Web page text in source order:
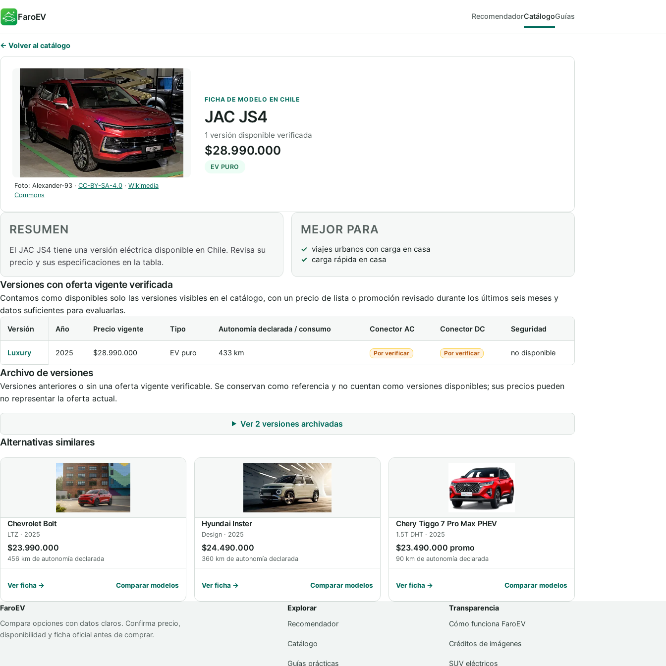
FaroEV RecomendadorCatálogoGuías
← Volver al catálogo
Foto: Alexander-93 · CC-BY-SA-4.0 · Wikimedia
Commons
FICHA DE MODELO EN CHILE
JAC JS4
1 versión disponible verificada
$28.990.000
EV PURO
RESUMEN
El JAC JS4 tiene una versión eléctrica disponible en Chile. Revisa su
precio y sus especificaciones en la tabla.
MEJOR PARA
viajes urbanos con carga en casa
carga rápida en casa
Versiones con oferta vigente verificada
Contamos como disponibles solo las versiones visibles en el catálogo, con un precio de lista o promoción revisado durante los últimos seis meses y
datos suficientes para evaluarlas.
Versión Año Precio vigente Tipo Autonomía declarada / consumo Conector AC Conector DC Seguridad
Luxury 2025 $28.990.000 EV puro 433 km Por verificar Por verificar no disponible
Archivo de versiones
Versiones anteriores o sin una oferta vigente verificable. Se conservan como referencia y no cuentan como versiones disponibles; sus precios pueden
no representar la oferta actual.
Ver 2 versiones archivadas
Alternativas similares
Chevrolet Bolt
LTZ · 2025
$23.990.000
456 km de autonomía declarada
Ver ficha → Comparar modelos
Hyundai Inster
Design · 2025
$24.490.000
360 km de autonomía declarada
Ver ficha → Comparar modelos
Chery Tiggo 7 Pro Max PHEV
1.5T DHT · 2025
$23.490.000 promo
90 km de autonomía declarada
Ver ficha → Comparar modelos
FaroEV
Compara opciones con datos claros. Confirma precio,
disponibilidad y ficha oficial antes de comprar.
Explorar
Recomendador
Catálogo
Guías prácticas
Transparencia
Cómo funciona FaroEV
Créditos de imágenes
SUV eléctricos